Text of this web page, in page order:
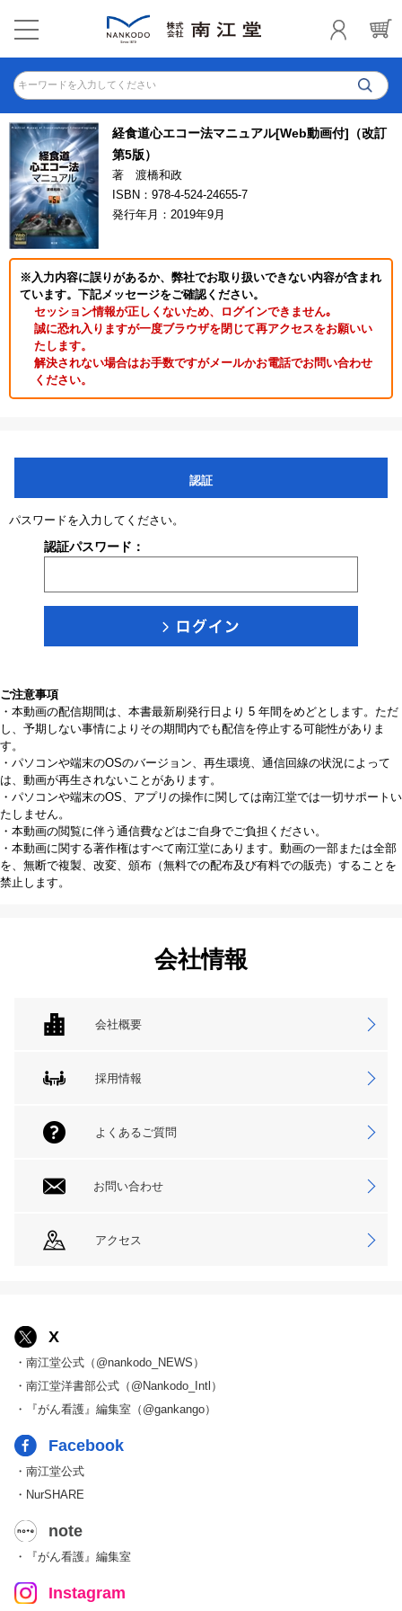
キーワードを入力してください
経食道心エコー法マニュアル[Web動画付]（改訂
第5版）
著 渡橋和政
ISBN：978-4-524-24655-7
発行年月：2019年9月
※入力内容に誤りがあるか、弊社でお取り扱いできない内容が含まれ
ています。下記メッセージをご確認ください。
セッション情報が正しくないため、ログインできません｡
誠に恐れ入りますが一度ブラウザを閉じて再アクセスをお願いい
たします。
解決されない場合はお手数ですがメールかお電話でお問い合わせ
ください。
認証
パスワードを入力してください。
認証パスワード：
ご注意事項
・本動画の配信期間は、本書最新刷発行日より 5 年間をめどとします。ただ
し、予期しない事情によりその期間内でも配信を停止する可能性がありま
す。
・パソコンや端末のOSのバージョン、再生環境、通信回線の状況によって
は、動画が再生されないことがあります。
・パソコンや端末のOS、アプリの操作に関しては南江堂では一切サポートい
たしません。
・本動画の閲覧に伴う通信費などはご自身でご負担ください。
・本動画に関する著作権はすべて南江堂にあります。動画の一部または全部
を、無断で複製、改変、頒布（無料での配布及び有料での販売）することを
禁止します。
会社情報
会社概要
採用情報
よくあるご質問
お問い合わせ
アクセス
X
・南江堂公式（@nankodo_NEWS）
・南江堂洋書部公式（@Nankodo_Intl）
・『がん看護』編集室（@gankango）
Facebook
・南江堂公式
・NurSHARE
note
・『がん看護』編集室
Instagram